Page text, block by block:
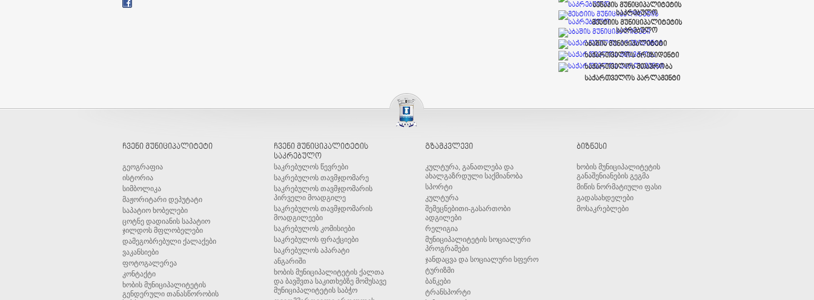
სენაკის მუნიციპალიტეტის
საკრებულო
მესტიის მუნიციპალიტეტის
საკრებულო
აბაშის მუნიციპალიტეტი
საქართველოს პრეზიდენტი
საქართველოს მთავრობა
საქართველოს პარლამენტი
ჩვენი მუნიციპალიტეტი
გეოგრაფია
ისტორია
სიმბოლიკა
მაჟორიტარი დეპუტატი
საპატიო ხობელები
ცოტნე დადიანის საპატიო
ჯილდოს მფლობელები
დამეგობრებული ქალაქები
ვაკანსიები
ფოტოგალერეა
კონტაქტი
ხობის მუნიციპალიტეტის
გენდერული თანასწორობის
ჩვენი მუნიციპალიტეტის
საკრებულო
საკრებულოს წევრები
საკრებულოს თავმჯდომარე
საკრებულოს თავმჯდომარის
პირველი მოადგილე
საკრებულოს თავმჯდომარის
მოადგილეები
საკრებულოს კომისიები
საკრებულოს ფრაქციები
საკრებულოს აპარატი
ანგარიში
ხობის მუნიციპალიტეტის ქალთა
და ბავშვთა საკითხებზე მომუსავე
მუნიციპალიტეტის საბჭო
გზამკვლევი
კულტურა, განათლება და
ახალგაზრდული საქმიანობა
სპორტი
კულტურა
შემეცნებითი-გასართობი
ადგილები
რელიგია
მუნიციპალიტეტის სოციალური
პროგრამები
ჯანდაცვა და სოციალური სფერო
ტურიზმი
ბანკები
ტრანსპორტი
ბიზნესი
ხობის მუნიციპალიტეტის
განაშენიანების გეგმა
მიწის ნორმატიული ფასი
გადასახდელები
მოსაკრებლები